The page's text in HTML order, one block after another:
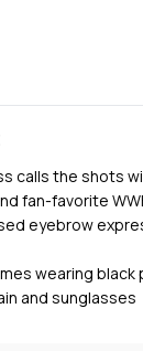
calls the shots
fan-favorite
eyebrow
wearing
and sunglasses